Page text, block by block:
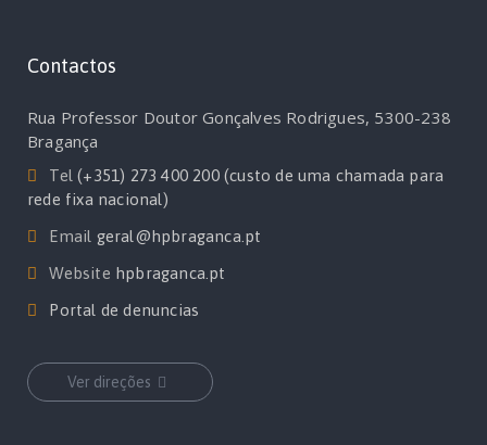
Contactos
Rua Professor Doutor Gonçalves Rodrigues, 5300-238
Bragança
Tel(+351) 273 400 200 (custo de uma chamada para
rede fixa nacional)
Email geral@hpbraganca.pt
Website hpbraganca.pt
Portal de denuncias
Ver direções